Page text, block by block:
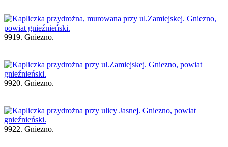
9919. Gniezno.
9920. Gniezno.
9922. Gniezno.